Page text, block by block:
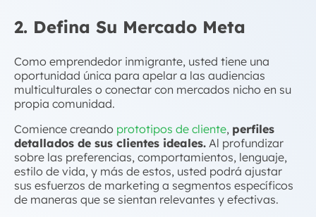
2. Defina Su Mercado Meta
Como emprendedor inmigrante, usted tiene una
oportunidad única para apelar a las audiencias
multiculturales o conectar con mercados nicho en su
propia comunidad.
Comience creando prototipos de cliente, perfiles
detallados de sus clientes ideales. Al profundizar
sobre las preferencias, comportamientos, lenguaje,
estilo de vida, y más de estos, usted podrá ajustar
sus esfuerzos de marketing a segmentos específicos
de maneras que se sientan relevantes y efectivas.